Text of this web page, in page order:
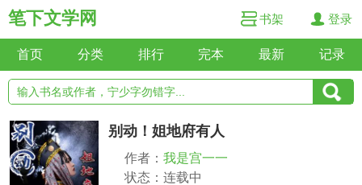
笔下文学网 书架 登录
首页 分类 排行 完本 最新 记录
别动！姐地府有人
作者： 我是宫一一
状态：连载中